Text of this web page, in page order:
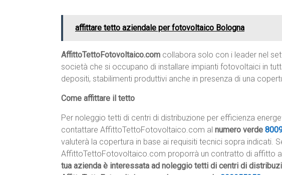
affittare tetto aziendale per fotovoltaico Bologna
AffittoTettoFotovoltaico.com collabora solo con i leader nel
società che si occupano di installare impianti fotovoltaici in
depositi, stabilimenti produttivi anche in presenza di una
Come affittare il tetto
Per noleggio tetti di centri di distribuzione per efficienza
contattare AffittoTettoFotovoltaico.com al numero verde
valuterà la copertura in base ai requisiti tecnici sopra indicati.
AffittoTettoFotovoltaico.com proporrà un contratto di affitto
tua azienda è interessata ad noleggio tetti di centri di